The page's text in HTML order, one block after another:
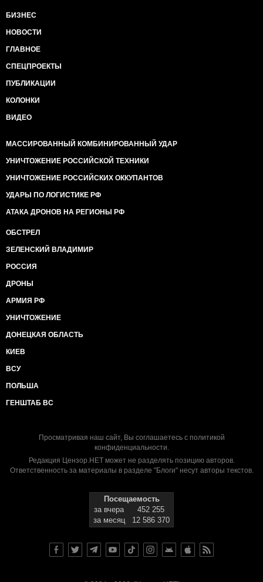
БИЗНЕС
НОВОСТИ
ГЛАВНОЕ
СПЕЦПРОЕКТЫ
ПУБЛИКАЦИИ
КОЛОНКИ
ВИДЕО
МАССИРОВАННЫЙ КОМБИНИРОВАННЫЙ УДАР
УНИЧТОЖЕНИЕ РОССИЙСКОЙ ТЕХНИКИ
УНИЧТОЖЕНИЕ РОССИЙСКИХ ОККУПАНТОВ
УДАРЫ ПО ЛОГИСТИКЕ РФ
АТАКА ДРОНОВ НА РЕГИОНЫ РФ
ОБСТРЕЛ
ЗЕЛЕНСКИЙ ВЛАДИМИР
РОССИЯ
ДРОНЫ
АРМИЯ РФ
УНИЧТОЖЕНИЕ
ДОНЕЦКАЯ ОБЛАСТЬ
КИЕВ
ВСУ
ПОЛЬША
ГЕНШТАБ ВС
Просматривая наш сайт, Вы соглашаетесь с политикой
конфиденциальности.
Редакция Цензор.НЕТ может не разделять позицию авторов.
Ответственность за материалы в разделе "Блоги" несут авторы текстов.
Посещаемость
за вчера
452 255
за месяц
12 586 370